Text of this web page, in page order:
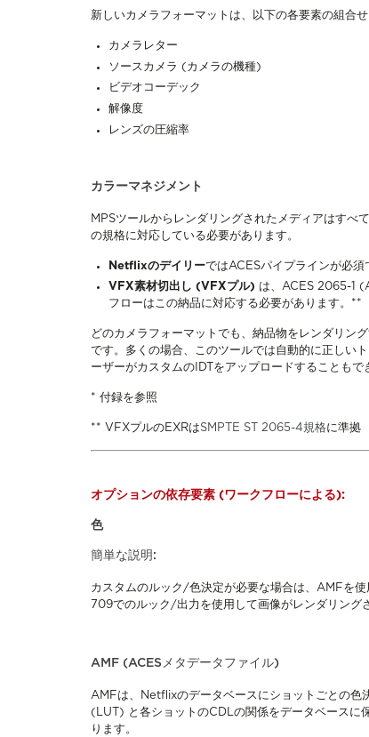
新しいカメラフォーマットは、以下の各要素の組合せ
カメラレター
ソースカメラ (カメラの機種)
ビデオコーデック
解像度
レンズの圧縮率
カラーマネジメント
MPSツールからレンダリングされたメディアはすべ
の規格に対応している必要があります。
NetflixのデイリーではACESパイプラインが必須
VFX素材切出し (VFXプル) は、ACES 2065-1
フローはこの納品に対応する必要があります。**
どのカメラフォーマットでも、納品物をレンダリン
です。多くの場合、このツールでは自動的に正しい
ーザーがカスタムのIDTをアップロードすることもで
* 付録を参照
** VFXプルのEXRはSMPTE ST 2065-4規格に準拠
オプションの依存要素 (ワークフローによる):
色
簡単な説明:
カスタムのルック/色決定が必要な場合は、AMFを
709でのルック/出力を使用して画像がレンダリング
AMF (ACESメタデータファイル)
AMFは、Netflixのデータベースにショットごとの
(LUT) と各ショットのCDLの関係をデータベースに
ります。